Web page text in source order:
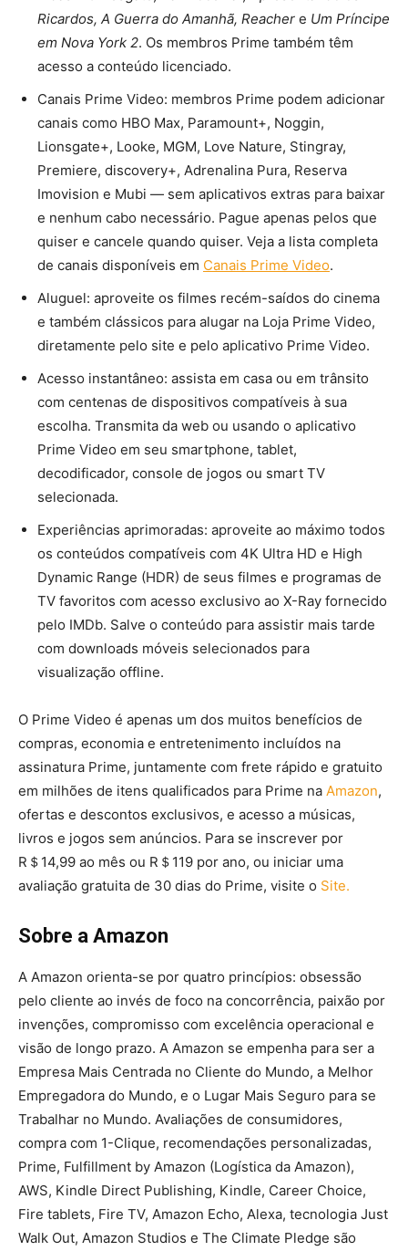
Ricardos, A Guerra do Amanhã, Reacher e Um Príncipe
em Nova York 2. Os membros Prime também têm
acesso a conteúdo licenciado.
Canais Prime Video: membros Prime podem adicionar
canais como HBO Max, Paramount+, Noggin,
Lionsgate+, Looke, MGM, Love Nature, Stingray,
Premiere, discovery+, Adrenalina Pura, Reserva
Imovision e Mubi — sem aplicativos extras para baixar
e nenhum cabo necessário. Pague apenas pelos que
quiser e cancele quando quiser. Veja a lista completa
de canais disponíveis em Canais Prime Video.
Aluguel: aproveite os filmes recém-saídos do cinema
e também clássicos para alugar na Loja Prime Video,
diretamente pelo site e pelo aplicativo Prime Video.
Acesso instantâneo: assista em casa ou em trânsito
com centenas de dispositivos compatíveis à sua
escolha. Transmita da web ou usando o aplicativo
Prime Video em seu smartphone, tablet,
decodificador, console de jogos ou smart TV
selecionada.
Experiências aprimoradas: aproveite ao máximo todos
os conteúdos compatíveis com 4K Ultra HD e High
Dynamic Range (HDR) de seus filmes e programas de
TV favoritos com acesso exclusivo ao X-Ray fornecido
pelo IMDb. Salve o conteúdo para assistir mais tarde
com downloads móveis selecionados para
visualização offline.
O Prime Video é apenas um dos muitos benefícios de
compras, economia e entretenimento incluídos na
assinatura Prime, juntamente com frete rápido e gratuito
em milhões de itens qualificados para Prime na Amazon,
ofertas e descontos exclusivos, e acesso a músicas,
livros e jogos sem anúncios. Para se inscrever por
R＄14,99 ao mês ou R＄119 por ano, ou iniciar uma
avaliação gratuita de 30 dias do Prime, visite o Site.
Sobre a Amazon
A Amazon orienta-se por quatro princípios: obsessão
pelo cliente ao invés de foco na concorrência, paixão por
invenções, compromisso com excelência operacional e
visão de longo prazo. A Amazon se empenha para ser a
Empresa Mais Centrada no Cliente do Mundo, a Melhor
Empregadora do Mundo, e o Lugar Mais Seguro para se
Trabalhar no Mundo. Avaliações de consumidores,
compra com 1-Clique, recomendações personalizadas,
Prime, Fulfillment by Amazon (Logística da Amazon),
AWS, Kindle Direct Publishing, Kindle, Career Choice,
Fire tablets, Fire TV, Amazon Echo, Alexa, tecnologia Just
Walk Out, Amazon Studios e The Climate Pledge são